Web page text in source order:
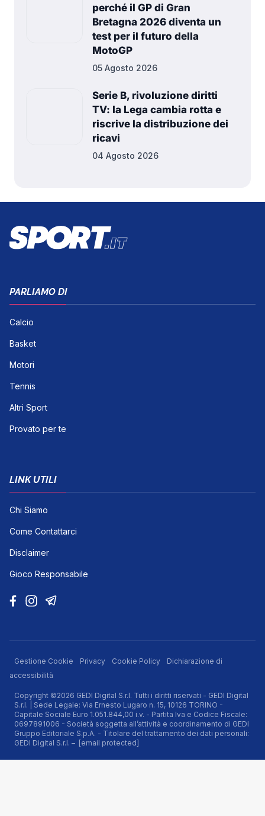
perché il GP di Gran
Bretagna 2026 diventa un
test per il futuro della
MotoGP
05 Agosto 2026
Serie B, rivoluzione diritti
TV: la Lega cambia rotta e
riscrive la distribuzione dei
ricavi
04 Agosto 2026
PARLIAMO DI
Calcio
Basket
Motori
Tennis
Altri Sport
Provato per te
LINK UTILI
Chi Siamo
Come Contattarci
Disclaimer
Gioco Responsabile
Gestione Cookie Privacy Cookie Policy
Dichiarazione di
accessibilità
Copyright ©2026 GEDI Digital S.r.l. Tutti i diritti riservati - GEDI Digital
S.r.l. | Sede Legale: Via Ernesto Lugaro n. 15, 10126 TORINO -
Capitale Sociale Euro 1.051.844,00 i.v. - Partita Iva e Codice Fiscale:
0697891006 - Società soggetta all’attività e coordinamento di GEDI
Gruppo Editoriale S.p.A. - Titolare del trattamento dei dati personali:
GEDI Digital S.r.l. – [email protected]